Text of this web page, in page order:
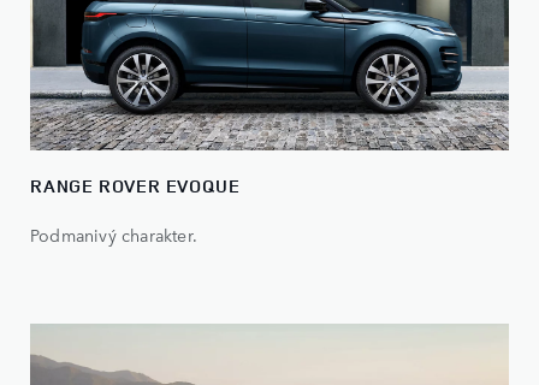
RANGE ROVER EVOQUE
Podmanivý charakter.